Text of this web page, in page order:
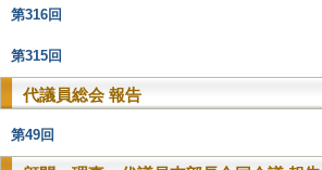
第316回
第315回
代議員総会 報告
第49回